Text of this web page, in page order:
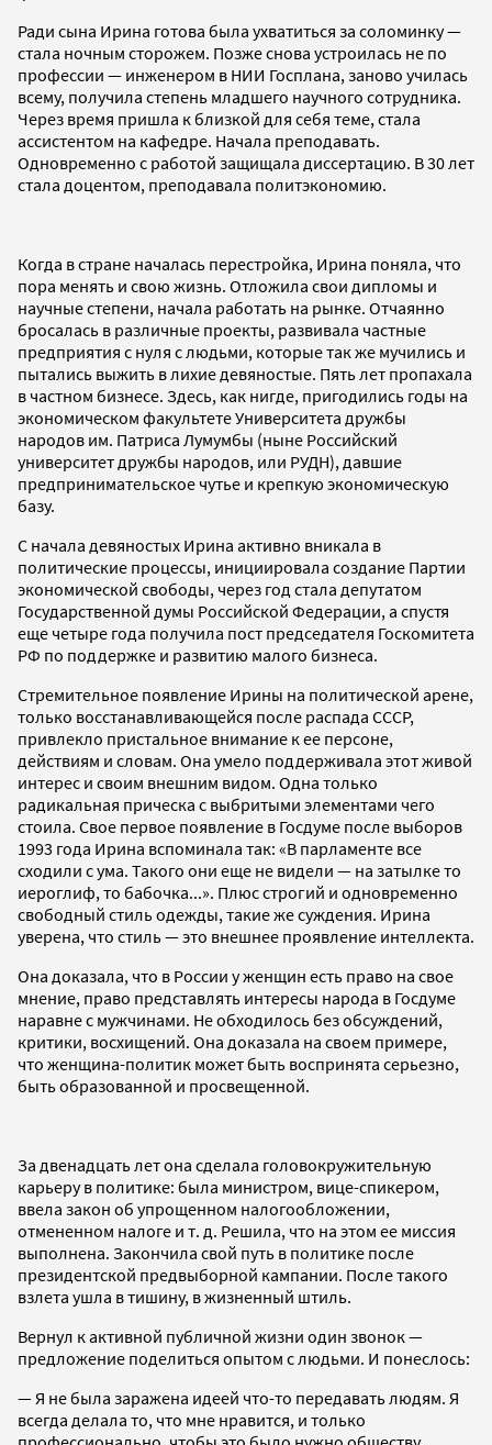
Ради сына Ирина готова была ухватиться за соломинку —
стала ночным сторожем. Позже снова устроилась не по
профессии — инженером в НИИ Госплана, заново училась
всему, получила степень младшего научного сотрудника.
Через время пришла к близкой для себя теме, стала
ассистентом на кафедре. Начала преподавать.
Одновременно с работой защищала диссертацию. В 30 лет
стала доцентом, преподавала политэкономию.
Когда в стране началась перестройка, Ирина поняла, что
пора менять и свою жизнь. Отложила свои дипломы и
научные степени, начала работать на рынке. Отчаянно
бросалась в различные проекты, развивала частные
предприятия с нуля с людьми, которые так же мучились и
пытались выжить в лихие девяностые. Пять лет пропахала
в частном бизнесе. Здесь, как нигде, пригодились годы на
экономическом факультете Университета дружбы
народов им. Патриса Лумумбы (ныне Российский
университет дружбы народов, или РУДН), давшие
предпринимательское чутье и крепкую экономическую
базу.
С начала девяностых Ирина активно вникала в
политические процессы, инициировала создание Партии
экономической свободы, через год стала депутатом
Государственной думы Российской Федерации, а спустя
еще четыре года получила пост председателя Госкомитета
РФ по поддержке и развитию малого бизнеса.
Стремительное появление Ирины на политической арене,
только восстанавливающейся после распада СССР,
привлекло пристальное внимание к ее персоне,
действиям и словам. Она умело поддерживала этот живой
интерес и своим внешним видом. Одна только
радикальная прическа с выбритыми элементами чего
стоила. Свое первое появление в Госдуме после выборов
1993 года Ирина вспоминала так: «В парламенте все
сходили с ума. Такого они еще не видели — на затылке то
иероглиф, то бабочка...». Плюс строгий и одновременно
свободный стиль одежды, такие же суждения. Ирина
уверена, что стиль — это внешнее проявление интеллекта.
Она доказала, что в России у женщин есть право на свое
мнение, право представлять интересы народа в Госдуме
наравне с мужчинами. Не обходилось без обсуждений,
критики, восхищений. Она доказала на своем примере,
что женщина-политик может быть воспринята серьезно,
быть образованной и просвещенной.
За двенадцать лет она сделала головокружительную
карьеру в политике: была министром, вице-спикером,
ввела закон об упрощенном налогообложении,
отмененном налоге и т. д. Решила, что на этом ее миссия
выполнена. Закончила свой путь в политике после
президентской предвыборной кампании. После такого
взлета ушла в тишину, в жизненный штиль.
Вернул к активной публичной жизни один звонок —
предложение поделиться опытом с людьми. И понеслось:
— Я не была заражена идеей что-то передавать людям. Я
всегда делала то, что мне нравится, и только